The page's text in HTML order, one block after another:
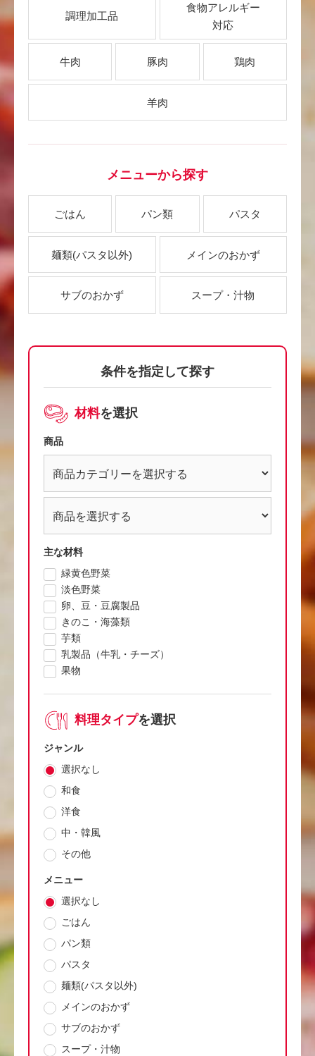
調理加工品
食物アレルギー
対応
牛肉 豚肉 鶏肉
羊肉
メニューから探す
ごはん パン類 パスタ
麺類(パスタ以外) メインのおかず
サブのおかず スープ・汁物
条件を指定して探す
材料を選択
商品
主な材料
緑黄色野菜
淡色野菜
卵、豆・豆腐製品
きのこ・海藻類
芋類
乳製品（牛乳・チーズ）
果物
料理タイプを選択
ジャンル
選択なし
和食
洋食
中・韓風
その他
メニュー
選択なし
ごはん
パン類
パスタ
麺類(パスタ以外)
メインのおかず
サブのおかず
スープ・汁物